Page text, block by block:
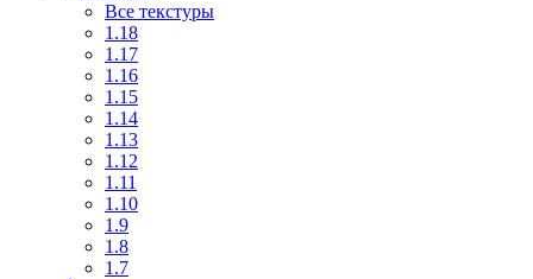
Все текстуры
1.18
1.17
1.16
1.15
1.14
1.13
1.12
1.11
1.10
1.9
1.8
1.7